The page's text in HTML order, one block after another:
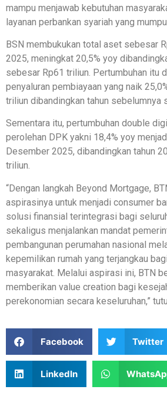
mampu menjawab kebutuhan
layanan perbankan syariah yang
BSN membukukan total aset sebesar
2025, meningkat 20,5% yoy
sebesar Rp61 triliun. Pertumbuhan itu
penyaluran pembiayaan yang naik
triliun dibandingkan tahun sebelumnya
Sementara itu, pertumbuhan double
perolehan DPK yakni 18,4% yoy
Desember 2025, dibandingkan tahun
triliun.
“Dengan langkah Beyond Mortgage,
aspirasinya untuk menjadi consumer
solusi finansial terintegrasi bagi
sekaligus menjalankan mandat
pembangunan perumahan nasional
kepemilikan rumah yang terjangkau
masyarakat. Melalui aspirasi ini, BTN
memberikan value creation bagi
perekonomian secara keseluruhan,”
Facebook Twitter
LinkedIn